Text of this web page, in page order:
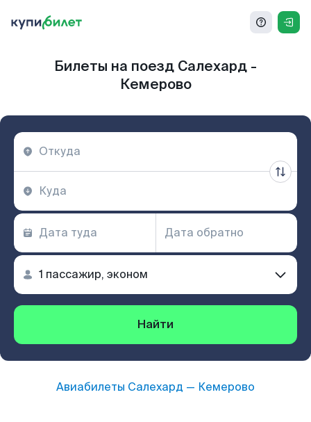
Билеты на поезд Салехард -
Кемерово
Найти
Авиабилеты Салехард — Кемерово